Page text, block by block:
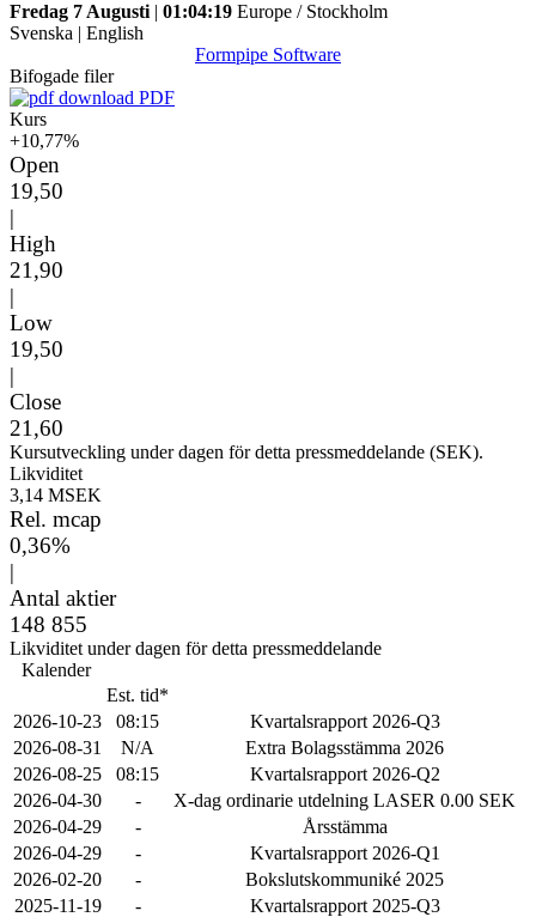
Fredag 7 Augusti | 01:04:19 Europe / Stockholm
Svenska | English
Formpipe Software
Bifogade filer
PDF
Kurs
+10,77%
Open
19,50
|
High
21,90
|
Low
19,50
|
Close
21,60
Kursutveckling under dagen för detta pressmeddelande (SEK).
Likviditet
3,14 MSEK
Rel. mcap
0,36%
|
Antal aktier
148 855
Likviditet under dagen för detta pressmeddelande
Kalender
Est. tid*
2026-10-23
08:15
Kvartalsrapport 2026-Q3
2026-08-31
N/A
Extra Bolagsstämma 2026
2026-08-25
08:15
Kvartalsrapport 2026-Q2
2026-04-30
-
X-dag ordinarie utdelning LASER 0.00 SEK
2026-04-29
-
Årsstämma
2026-04-29
-
Kvartalsrapport 2026-Q1
2026-02-20
-
Bokslutskommuniké 2025
2025-11-19
-
Kvartalsrapport 2025-Q3